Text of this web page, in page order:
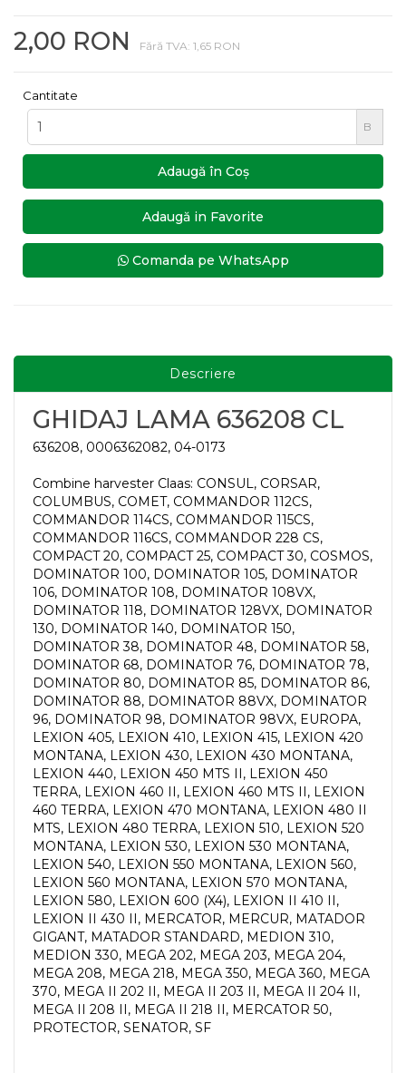
2,00 RON Fără TVA: 1,65 RON
Cantitate
B
Adaugă în Coş
Adaugă in Favorite
Comanda pe WhatsApp
Descriere
GHIDAJ LAMA 636208 CL
636208, 0006362082, 04-0173
Combine harvester Claas: CONSUL, CORSAR,
COLUMBUS, COMET, COMMANDOR 112CS,
COMMANDOR 114CS, COMMANDOR 115CS,
COMMANDOR 116CS, COMMANDOR 228 CS,
COMPACT 20, COMPACT 25, COMPACT 30, COSMOS,
DOMINATOR 100, DOMINATOR 105, DOMINATOR
106, DOMINATOR 108, DOMINATOR 108VX,
DOMINATOR 118, DOMINATOR 128VX, DOMINATOR
130, DOMINATOR 140, DOMINATOR 150,
DOMINATOR 38, DOMINATOR 48, DOMINATOR 58,
DOMINATOR 68, DOMINATOR 76, DOMINATOR 78,
DOMINATOR 80, DOMINATOR 85, DOMINATOR 86,
DOMINATOR 88, DOMINATOR 88VX, DOMINATOR
96, DOMINATOR 98, DOMINATOR 98VX, EUROPA,
LEXION 405, LEXION 410, LEXION 415, LEXION 420
MONTANA, LEXION 430, LEXION 430 MONTANA,
LEXION 440, LEXION 450 MTS II, LEXION 450
TERRA, LEXION 460 II, LEXION 460 MTS II, LEXION
460 TERRA, LEXION 470 MONTANA, LEXION 480 II
MTS, LEXION 480 TERRA, LEXION 510, LEXION 520
MONTANA, LEXION 530, LEXION 530 MONTANA,
LEXION 540, LEXION 550 MONTANA, LEXION 560,
LEXION 560 MONTANA, LEXION 570 MONTANA,
LEXION 580, LEXION 600 (X4), LEXION II 410 II,
LEXION II 430 II, MERCATOR, MERCUR, MATADOR
GIGANT, MATADOR STANDARD, MEDION 310,
MEDION 330, MEGA 202, MEGA 203, MEGA 204,
MEGA 208, MEGA 218, MEGA 350, MEGA 360, MEGA
370, MEGA II 202 II, MEGA II 203 II, MEGA II 204 II,
MEGA II 208 II, MEGA II 218 II, MERCATOR 50,
PROTECTOR, SENATOR, SF